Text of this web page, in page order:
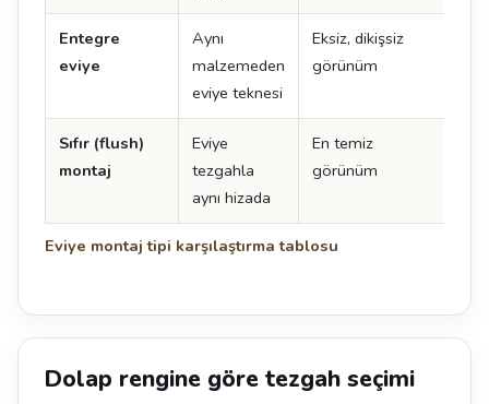
Eviye montaj tipi karşılaştırma tablosu
Entegre
eviye
Aynı
malzemeden
eviye teknesi
Eksiz, dikişsiz
görünüm
Sıfır (flush)
montaj
Eviye
tezgahla
aynı hizada
En temiz
görünüm
Dolap rengine göre tezgah seçimi